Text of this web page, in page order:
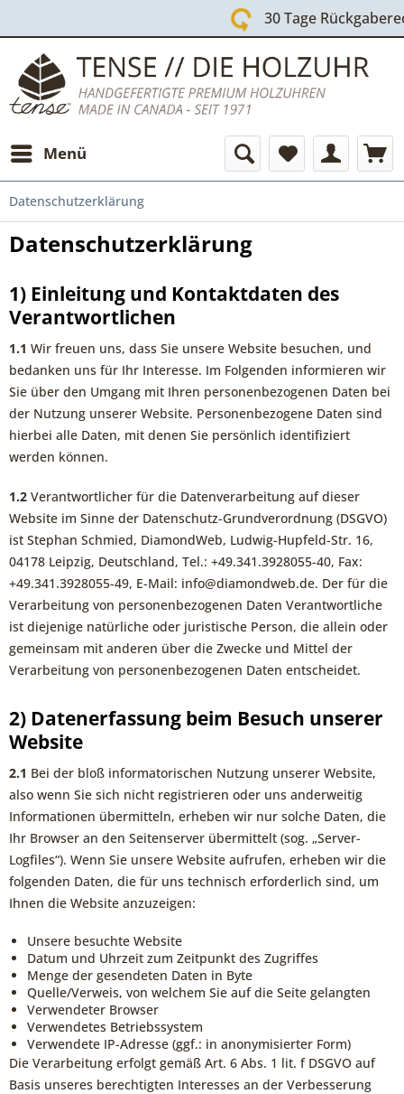
30 Tage Rückgaberecht
Menü
Datenschutzerklärung
Datenschutzerklärung
1) Einleitung und Kontaktdaten des
Verantwortlichen
1.1 Wir freuen uns, dass Sie unsere Website besuchen, und
bedanken uns für Ihr Interesse. Im Folgenden informieren wir
Sie über den Umgang mit Ihren personenbezogenen Daten bei
der Nutzung unserer Website. Personenbezogene Daten sind
hierbei alle Daten, mit denen Sie persönlich identifiziert
werden können.
1.2 Verantwortlicher für die Datenverarbeitung auf dieser
Website im Sinne der Datenschutz-Grundverordnung (DSGVO)
ist Stephan Schmied, DiamondWeb, Ludwig-Hupfeld-Str. 16,
04178 Leipzig, Deutschland, Tel.: +49.341.3928055-40, Fax:
+49.341.3928055-49, E-Mail: info@diamondweb.de. Der für die
Verarbeitung von personenbezogenen Daten Verantwortliche
ist diejenige natürliche oder juristische Person, die allein oder
gemeinsam mit anderen über die Zwecke und Mittel der
Verarbeitung von personenbezogenen Daten entscheidet.
2) Datenerfassung beim Besuch unserer
Website
2.1 Bei der bloß informatorischen Nutzung unserer Website,
also wenn Sie sich nicht registrieren oder uns anderweitig
Informationen übermitteln, erheben wir nur solche Daten, die
Ihr Browser an den Seitenserver übermittelt (sog. „Server-
Logfiles“). Wenn Sie unsere Website aufrufen, erheben wir die
folgenden Daten, die für uns technisch erforderlich sind, um
Ihnen die Website anzuzeigen:
Unsere besuchte Website
Datum und Uhrzeit zum Zeitpunkt des Zugriffes
Menge der gesendeten Daten in Byte
Quelle/Verweis, von welchem Sie auf die Seite gelangten
Verwendeter Browser
Verwendetes Betriebssystem
Verwendete IP-Adresse (ggf.: in anonymisierter Form)
Die Verarbeitung erfolgt gemäß Art. 6 Abs. 1 lit. f DSGVO auf
Basis unseres berechtigten Interesses an der Verbesserung